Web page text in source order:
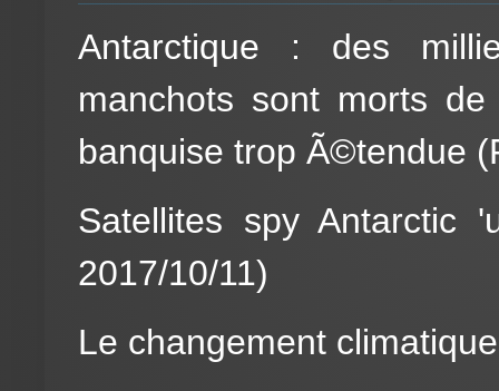
Antarctique : des
manchots sont morts
banquise trop Ã©tendue
Satellites spy Antarctic
2017/10/11)
Le changement